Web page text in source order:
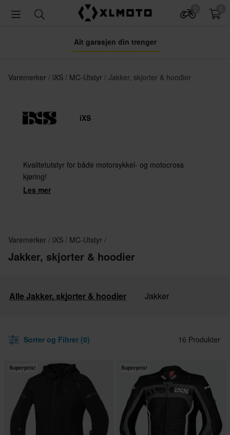
Alt garasjen din trenger
Varemerker iXS MC-Utstyr Jakker, skjorter & hoodier
iXS
Kvalitetutstyr for både motorsykkel- og motocross
kjøring!
Les mer
Varemerker iXS MC-Utstyr
Jakker, skjorter & hoodier
Alle Jakker, skjorter & hoodier Jakker
Sorter og Filtrer (0) 16 Produkter
Superpris! Superpris!